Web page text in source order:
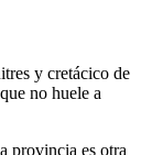
y cretácico de
no huele a
provincia es otra